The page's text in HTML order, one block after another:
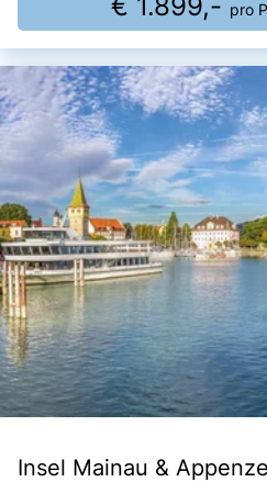
pro
Insel Mainau &